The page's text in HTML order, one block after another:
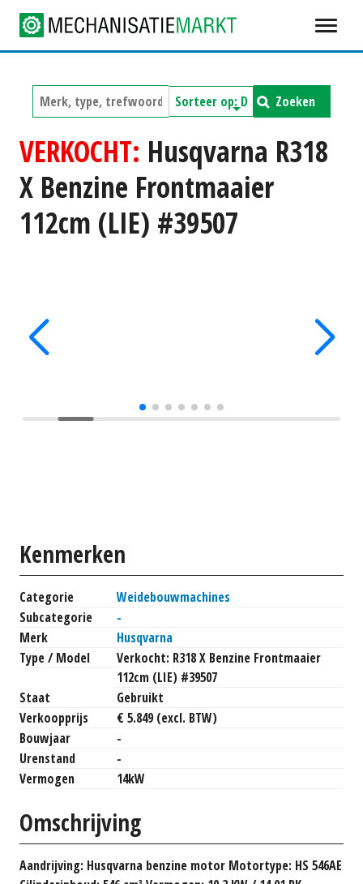
Zoeken
VERKOCHT: Husqvarna R318
X Benzine Frontmaaier
112cm (LIE) #39507
Kenmerken
Categorie
Weidebouwmachines
Subcategorie
-
Merk
Husqvarna
Type / Model
Verkocht: R318 X Benzine Frontmaaier
112cm (LIE) #39507
Staat
Gebruikt
Verkoopprijs
€ 5.849 (excl. BTW)
Bouwjaar
-
Urenstand
-
Vermogen
14kW
Omschrijving
Aandrijving: Husqvarna benzine motor Motortype: HS 546AE